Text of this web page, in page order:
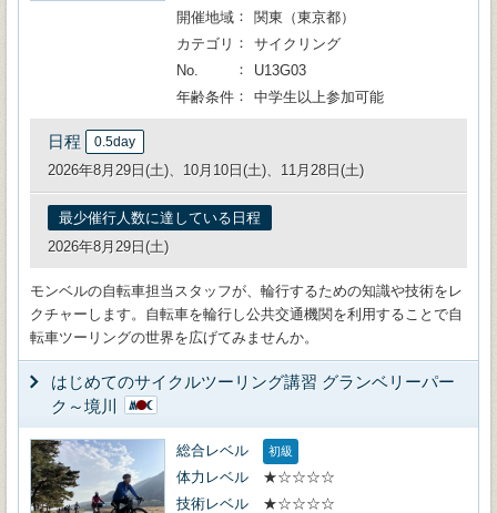
開催地域
関東（東京都）
カテゴリ
サイクリング
No.
U13G03
年齢条件
中学生以上参加可能
日程 0.5day
2026年8月29日(土)、10月10日(土)、11月28日(土)
最少催行人数に達している日程
2026年8月29日(土)
モンベルの自転車担当スタッフが、輪行するための知識や技術をレ
クチャーします。自転車を輪行し公共交通機関を利用することで自
転車ツーリングの世界を広げてみませんか。
はじめてのサイクルツーリング講習 グランベリーパー
ク～境川
総合レベル 初級
体力レベル
★☆☆☆☆
技術レベル
★☆☆☆☆